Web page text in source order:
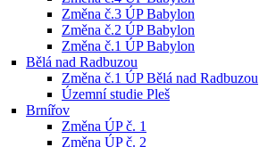
Změna č.3 ÚP Babylon
Změna č.2 ÚP Babylon
Změna č.1 ÚP Babylon
Bělá nad Radbuzou
Změna č.1 ÚP Bělá nad Radbuzou
Územní studie Pleš
Brnířov
Změna ÚP č. 1
Změna ÚP č. 2